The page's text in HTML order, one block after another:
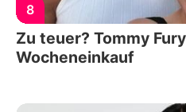
8
Zu teuer? Tommy
Wocheneinkauf